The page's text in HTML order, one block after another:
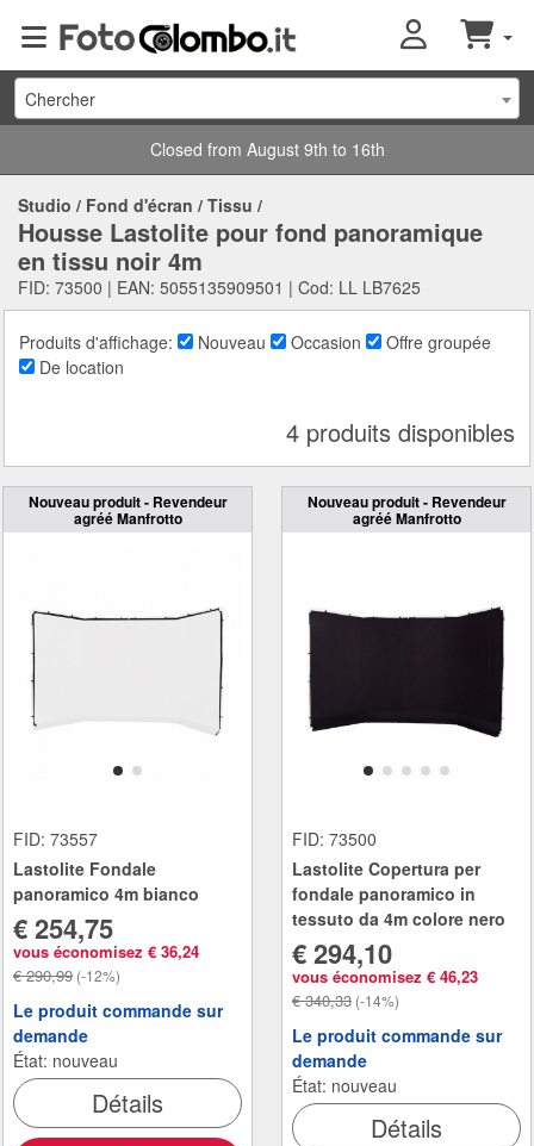
Chercher
Closed from August 9th to 16th
Studio / Fond d'écran / Tissu /
Housse Lastolite pour fond panoramique
en tissu noir 4m
FID: 73500 | EAN: 5055135909501 | Cod: LL LB7625
Produits d'affichage: Nouveau Occasion
Offre groupée
De location
4 produits disponibles
Nouveau produit - Revendeur
agréé Manfrotto
FID: 73557
Lastolite Fondale
panoramico 4m bianco
€ 254,75
vous économisez € 36,24
€ 290,99 (-12%)
Le produit commande sur
demande
État: nouveau
Détails
Nouveau produit - Revendeur
agréé Manfrotto
FID: 73500
Lastolite Copertura per
fondale panoramico in
tessuto da 4m colore nero
€ 294,10
vous économisez € 46,23
€ 340,33 (-14%)
Le produit commande sur
demande
État: nouveau
Détails